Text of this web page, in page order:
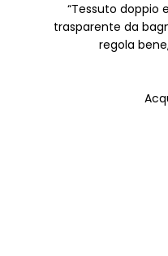
“Tessuto doppio
trasparente da
regola